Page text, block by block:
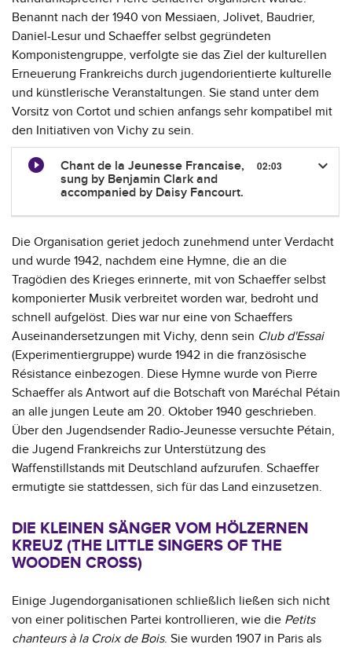
Benannt nach der 1940 von Messiaen, Jolivet, Baudrier,
Daniel-Lesur und Schaeffer selbst gegründeten
Komponistengruppe, verfolgte sie das Ziel der kulturellen
Erneuerung Frankreichs durch jugendorientierte kulturelle
und künstlerische Veranstaltungen. Sie stand unter dem
Vorsitz von Cortot und schien anfangs sehr kompatibel mit
den Initiativen von Vichy zu sein.
Chant de la Jeunesse Francaise,
sung by Benjamin Clark and
accompanied by Daisy Fancourt.
02:03 keyboard_arrow_down
Die Organisation geriet jedoch zunehmend unter Verdacht
und wurde 1942, nachdem eine Hymne, die an die
Tragödien des Krieges erinnerte, mit von Schaeffer selbst
komponierter Musik verbreitet worden war, bedroht und
schnell aufgelöst. Dies war nur eine von Schaeffers
Auseinandersetzungen mit Vichy, denn sein Club d'Essai
(Experimentiergruppe) wurde 1942 in die französische
Résistance einbezogen. Diese Hymne wurde von Pierre
Schaeffer als Antwort auf die Botschaft von Maréchal Pétain
an alle jungen Leute am 20. Oktober 1940 geschrieben.
Über den Jugendsender Radio-Jeunesse versuchte Pétain,
die Jugend Frankreichs zur Unterstützung des
Waffenstillstands mit Deutschland aufzurufen. Schaeffer
ermutigte sie stattdessen, sich für das Land einzusetzen.
DIE KLEINEN SÄNGER VOM HÖLZERNEN
KREUZ (THE LITTLE SINGERS OF THE
WOODEN CROSS)
Einige Jugendorganisationen schließlich ließen sich nicht
von einer politischen Partei kontrollieren, wie die Petits
chanteurs à la Croix de Bois. Sie wurden 1907 in Paris als